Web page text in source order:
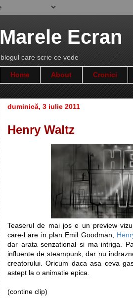
Marele Ecran
blogul care scrie ce vede
Home About Cronici
duminică, 3 iulie 2011
Henry Waltz
Teaserul de mai jos e un preview
care-l are in plan Emil Goodman,
dar arata senzational si ma intriga.
influente de steampunk, dar nu
creatorului. Oricum daca asa ceva
astept la o animatie epica.
(contine clip)